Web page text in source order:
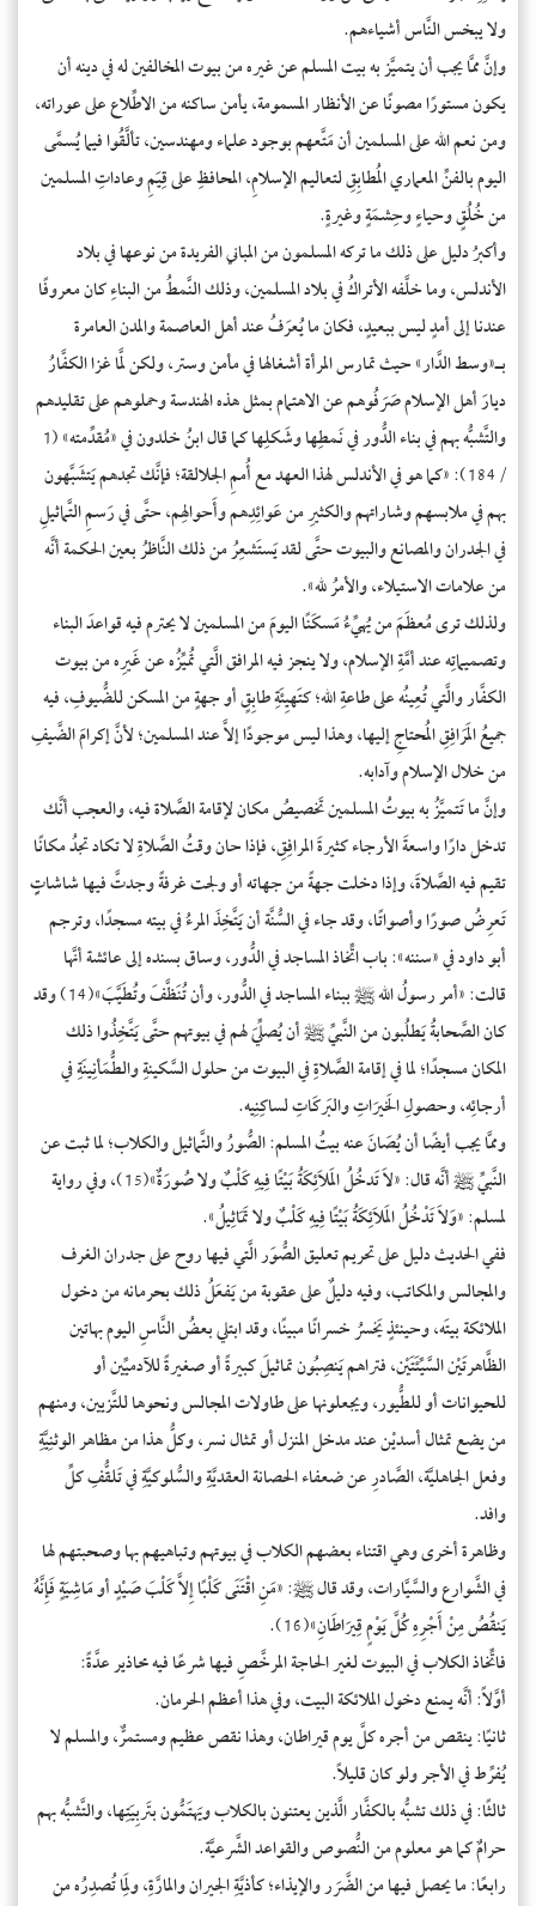
ولا يبخس النَّاس أشياءهم.
وإنَّ ممَّا يجب أن يتميَّز به بيت المسلم عن غيره من بيوت المخالفين له في دينه أن
يكون مستورًا مصونًا عن الأنظار المسمومة، يأمن ساكنه من الاطِّلاع على عوراته،
ومن نعم الله على المسلمين أن مَتَّعهم بوجود علماء ومهندسين، تألَّقُوا فيما يُسمَّى
اليوم بالفنِّ المعماري المُطابِقِ لتعاليم الإسلامِ، المحافظِ على قِيَمِ وعاداتِ المسلمين
من خُلُقٍ وحياءٍ وحِشمَةٍ وغيرةٍ.
وأكبرُ دليل على ذلك ما تركه المسلمون من المباني الفريدة من نوعها في بلاد
الأندلس، وما خلَّفه الأتراكُ في بلاد المسلمين، وذلك النَّمطُ من البناءِ كان معروفًا
عندنا إلى أمدٍ ليس ببعيدٍ، فكان ما يُعرَفُ عند أهل العاصمة والمدن العامرة
بـ«وسط الدَّار» حيث تمارس المرأة أشغالها في مأمن وستر، ولكن لمَّا غزا الكفَّارُ
ديارَ أهل الإسلام صَرَفُوهم عن الاهتمام بمثل هذه الهندسة وحملوهم على تقليدهم
والتَّشبُّه بهم في بناء الدُّور في نَمطِها وشَكلِها كما قال ابنُ خلدون في «مُقدِّمته» (1
/184): «كما هو في الأندلس لهذا العهد مع أُممِ الجلالقة؛ فإنَّك تجدهم يَتشَبَّهون
بهم في ملابسهم وشاراتهم والكثيرِ من عَوائِدِهم وأَحوالِهم، حتَّى في رَسمِ التَّماثيلِ
في الجدران والمصانع والبيوت حتَّى لقد يَستَشعِرُ من ذلك النَّاظرُ بعين الحكمة أنَّه
من علامات الاستيلاء، والأمرُ لله».
ولذلك ترى مُعظَمَ من يُهيِّءُ مَسكَنًا اليومَ من المسلمين لا يحترم فيه قواعدَ البناء
وتصميماتِه عند أمَّةِ الإسلام، ولا ينجز فيه المرافق الَّتي تُميِّزُه عن غَيرِه من بيوت
الكفَّار والَّتي تُعِينُه على طاعةِ الله؛ كتَهيِئَةِ طابِقٍ أو جهةٍ من المسكن للضُّيوفِ، فيه
جميعُ المَرَافِقِ المُحتاجِ إليها، وهذا ليس موجودًا إلاَّ عند المسلمين؛ لأنَّ إكرامَ الضَّيفِ
من خلال الإسلام وآدابه.
وإنَّ ما تَتميَّزُ به بيوتُ المسلمين تَخصيصُ مكان لإقامة الصَّلاة فيه، والعجب أنَّك
تدخل دارًا واسعةَ الأرجاء كثيرةَ المرافِقِ، فإذا حان وقتُ الصَّلاةِ لا تكاد تجدُ مكانًا
تقيم فيه الصَّلاةَ، وإذا دخلت جهةً من جهاته أو ولجت غرفةً وجدتَّ فيها شاشاتٍِ
تَعرِضُ صورًا وأصواتًا، وقد جاء في السُّنَّة أن يَتَّخِذَ المرءُ في بيته مسجدًا، وترجم
أبو داود في «سننه»: باب اتِّخاذ المساجد في الدُّور، وساق بسنده إلى عائشة أنَّها
قالت: «أمر رسولُ الله ﷺ ببناء المساجد في الدُّور، وأن تُنَظَّفَ وتُطَيَّبَ»(14) وقد
كان الصَّحابةُ يَطلُبون من النَّبيِّ ﷺ أن يُصلِّيَ لهم في بيوتهم حتَّى يَتَّخِذُوا ذلك
المكان مسجدًا؛ لما في إقامة الصَّلاةِ في البيوت من حلول السَّكينةِ والطُّمَأنِينَةِ في
أرجائِه، وحصولِ الخَيرَاتِ والبَركَاتِ لساكِنِيه.
وممَّا يجب أيضًا أن يُصَانَ عنه بيتُ المسلم: الصُّورُ والتَّماثيل والكلاب؛ لما ثبت عن
النَّبيِّ ﷺ أنَّه قال: «لاَ تَدخُلُ المَلاَئِكَةُ بَيْتًا فِيهِ كَلْبٌ ولا صُورَةٌ»(15)، وفي رواية
لمسلم: «وَلاَ تَدْخُلُ المَلاَئِكَةُ بَيْتًا فِيهِ كَلْبٌ ولا تَمَاثِيلُ».
ففي الحديث دليل على تحريم تعليق الصُّوَر الَّتي فيها روح على جدران الغرف
والمجالس والمكاتب، وفيه دليلٌ على عقوبة من يَفعَلُ ذلك بحرمانه من دخول
الملائكة بيتَه، وحينئذٍ يَخسرُ خسرانًا مبينًا، وقد ابتلي بعضُ النَّاسِ اليوم بهاتين
الظَّاهرتَيْن السَّيِّئَتَيْن، فتراهم يَنصِبُون تماثيلَ كبيرةً أو صغيرةً للآدميِّين أو
للحيوانات أو للطُّيور، ويجعلونها على طاولات المجالس ونحوها للتَّزيين، ومنهم
من يضع تمثال أسديْن عند مدخل المنزل أو تمثال نسر، وكلُّ هذا من مظاهر الوثنِيَّةِ
وفعل الجاهليَّة، الصَّادرِ عن ضعفاء الحصانة العقديَّةِ والسُّلوكيَّةِ في تَلقُّفِ كلِّ
وافد.
وظاهرة أخرى وهي اقتناء بعضهم الكلاب في بيوتهم وتباهيهم بها وصحبتهم لها
في الشَّوارع والسَّيَّارات، وقد قال ﷺ: «مَنِ اقْتَنَى كَلْبًا إِلاَّ كَلْبَ صَيْدٍ أو مَاشِيَةٍ فَإِنَّهُ
يَنقُصُ مِنْ أَجْرِهِ كُلَّ يَوْمٍ قِيرَاطَانِ»(16).
فاتِّخاذ الكلاب في البيوت لغير الحاجة المرخَّصِ فيها شرعًا فيه محاذير عدَّةً:
أوَّلاً: أنَّه يمنع دخول الملائكة البيت، وفي هذا أعظم الحرمان.
ثانيًا: ينقص من أجره كلَّ يوم قيراطان، وهذا نقص عظيم ومستمرٌّ، والمسلم لا
يُفرِّط في الأجر ولو كان قليلاً.
ثالثًا: في ذلك تشبُّه بالكفَّار الَّذين يعتنون بالكلاب ويَهتَمُّون بتَربِيَتِها، والتَّشبُّه بهم
حرامٌ كما هو معلوم من النُّصوص والقواعد الشَّرعيَّة.
رابعًا: ما يحصل فيها من الضَّرَر والإيذاء؛ كأذيَّةِ الجيران والمارَّةِ، ولِمَا تُصدِرُه من